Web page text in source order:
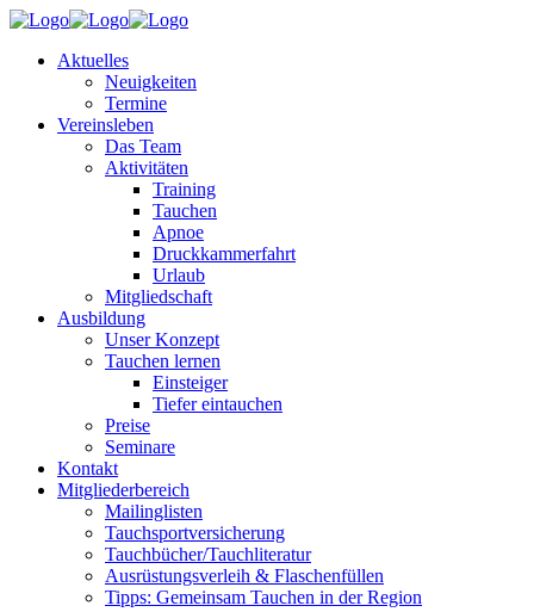
Aktuelles
Neuigkeiten
Termine
Vereinsleben
Das Team
Aktivitäten
Training
Tauchen
Apnoe
Druckkammerfahrt
Urlaub
Mitgliedschaft
Ausbildung
Unser Konzept
Tauchen lernen
Einsteiger
Tiefer eintauchen
Preise
Seminare
Kontakt
Mitgliederbereich
Mailinglisten
Tauchsportversicherung
Tauchbücher/Tauchliteratur
Ausrüstungsverleih & Flaschenfüllen
Tipps: Gemeinsam Tauchen in der Region